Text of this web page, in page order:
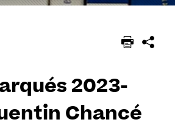
2023-
Chancé